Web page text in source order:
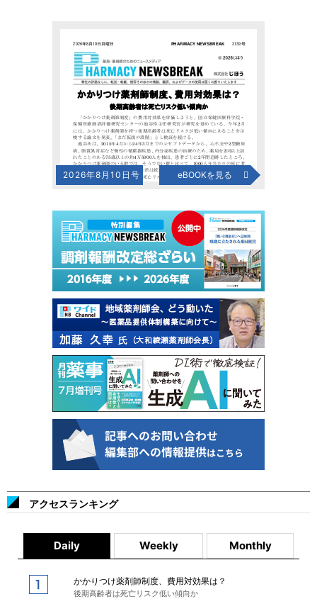
2026年8月10日号 eBOOKを見る
アクセスランキング
Daily Weekly Monthly
かかりつけ薬剤師制度、費用対効果は？
後期高齢者は死亡リスク低い傾向か